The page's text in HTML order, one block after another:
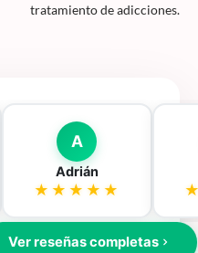
tratamiento de adicciones.